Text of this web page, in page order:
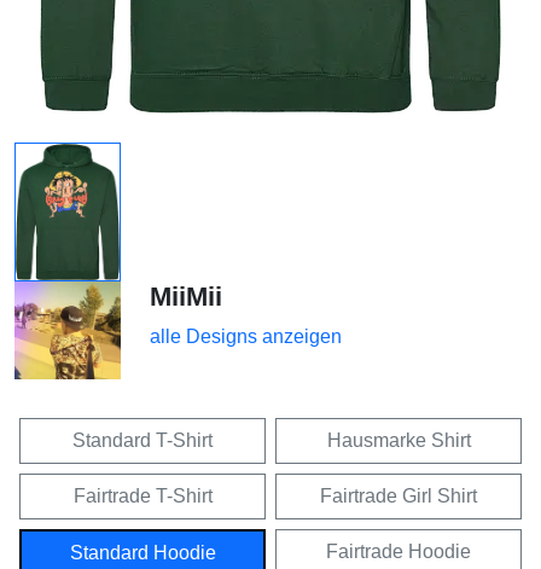
MiiMii
alle Designs anzeigen
Standard T-Shirt Hausmarke Shirt
Fairtrade T-Shirt Fairtrade Girl Shirt
Standard Hoodie Fairtrade Hoodie